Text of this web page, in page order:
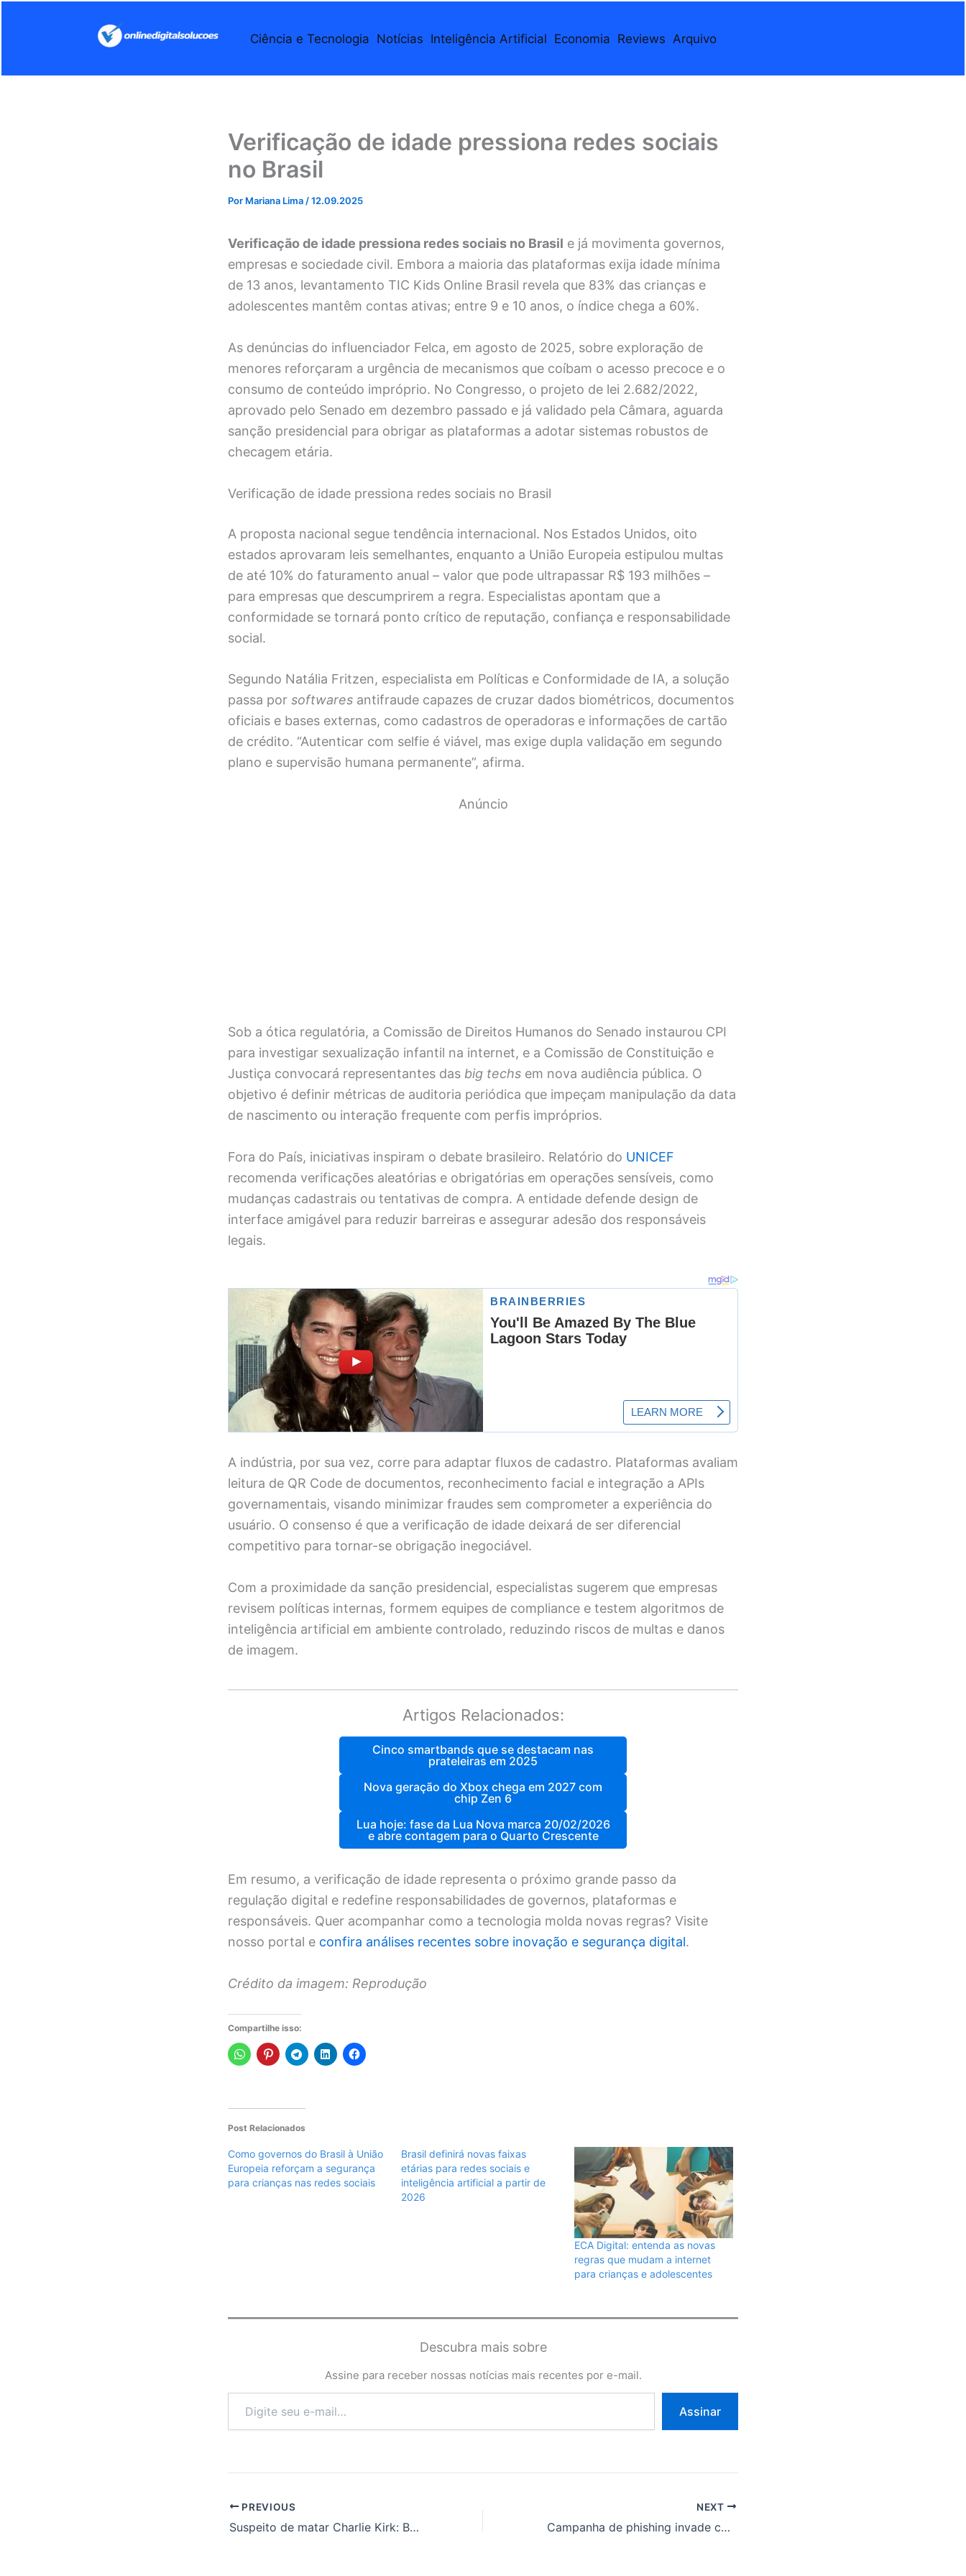
conteúdo
Ciência e Tecnologia Notícias Inteligência Artificial Economia Reviews Arquivo
Verificação de idade pressiona redes sociais
no Brasil
Por Mariana Lima /12.09.2025
Verificação de idade pressiona redes sociais no Brasil e já movimenta governos,
empresas e sociedade civil. Embora a maioria das plataformas exija idade mínima
de 13 anos, levantamento TIC Kids Online Brasil revela que 83% das crianças e
adolescentes mantêm contas ativas; entre 9 e 10 anos, o índice chega a 60%.
As denúncias do influenciador Felca, em agosto de 2025, sobre exploração de
menores reforçaram a urgência de mecanismos que coíbam o acesso precoce e o
consumo de conteúdo impróprio. No Congresso, o projeto de lei 2.682/2022,
aprovado pelo Senado em dezembro passado e já validado pela Câmara, aguarda
sanção presidencial para obrigar as plataformas a adotar sistemas robustos de
checagem etária.
Verificação de idade pressiona redes sociais no Brasil
A proposta nacional segue tendência internacional. Nos Estados Unidos, oito
estados aprovaram leis semelhantes, enquanto a União Europeia estipulou multas
de até 10% do faturamento anual – valor que pode ultrapassar R$ 193 milhões –
para empresas que descumprirem a regra. Especialistas apontam que a
conformidade se tornará ponto crítico de reputação, confiança e responsabilidade
social.
Segundo Natália Fritzen, especialista em Políticas e Conformidade de IA, a solução
passa por softwares antifraude capazes de cruzar dados biométricos, documentos
oficiais e bases externas, como cadastros de operadoras e informações de cartão
de crédito. “Autenticar com selfie é viável, mas exige dupla validação em segundo
plano e supervisão humana permanente”, afirma.
Anúncio
Sob a ótica regulatória, a Comissão de Direitos Humanos do Senado instaurou CPI
para investigar sexualização infantil na internet, e a Comissão de Constituição e
Justiça convocará representantes das big techs em nova audiência pública. O
objetivo é definir métricas de auditoria periódica que impeçam manipulação da data
de nascimento ou interação frequente com perfis impróprios.
Fora do País, iniciativas inspiram o debate brasileiro. Relatório do UNICEF
recomenda verificações aleatórias e obrigatórias em operações sensíveis, como
mudanças cadastrais ou tentativas de compra. A entidade defende design de
interface amigável para reduzir barreiras e assegurar adesão dos responsáveis
legais.
A indústria, por sua vez, corre para adaptar fluxos de cadastro. Plataformas avaliam
leitura de QR Code de documentos, reconhecimento facial e integração a APIs
governamentais, visando minimizar fraudes sem comprometer a experiência do
usuário. O consenso é que a verificação de idade deixará de ser diferencial
competitivo para tornar-se obrigação inegociável.
Com a proximidade da sanção presidencial, especialistas sugerem que empresas
revisem políticas internas, formem equipes de compliance e testem algoritmos de
inteligência artificial em ambiente controlado, reduzindo riscos de multas e danos
de imagem.
Artigos Relacionados:
Cinco smartbands que se destacam nas
prateleiras em 2025
Nova geração do Xbox chega em 2027 com
chip Zen 6
Lua hoje: fase da Lua Nova marca 20/02/2026
e abre contagem para o Quarto Crescente
Em resumo, a verificação de idade representa o próximo grande passo da
regulação digital e redefine responsabilidades de governos, plataformas e
responsáveis. Quer acompanhar como a tecnologia molda novas regras? Visite
nosso portal e confira análises recentes sobre inovação e segurança digital.
Crédito da imagem: Reprodução
Compartilhe isso:
Post Relacionados
Como governos do Brasil à União
Europeia reforçam a segurança
para crianças nas redes sociais
Brasil definirá novas faixas
etárias para redes sociais e
inteligência artificial a partir de
2026
ECA Digital: entenda as novas
regras que mudam a internet
para crianças e adolescentes
Descubra mais sobre
Assine para receber nossas notícias mais recentes por e-mail.
e-
Assinar
PREVIOUS
Suspeito de matar Charlie Kirk: BBC visita casa em Utah
NEXT
Campanha de phishing invade contas Google e Microsoft